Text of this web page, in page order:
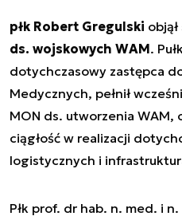
płk Robert Gregulski
ds. wojskowych WAM.
dotychczasowy zastępca
Medycznych, pełnił
MON ds. utworzenia WAM,
ciągłość w realizacji
logistycznych i
Płk prof. dr hab. n. med. i